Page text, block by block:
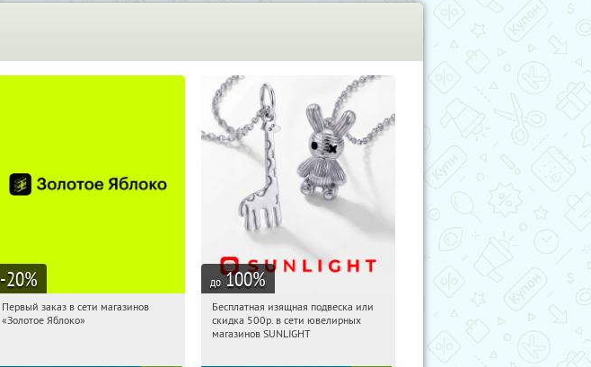
-20%
10:04:35
Получи первым!
Первый заказ в сети магазинов
«Золотое Яблоко»
до 100%
10:04:35 Получили:
Россия
Бесплатная изящная подвеска или
скидка 500р. в сети ювелирных
магазинов SUNLIGHT